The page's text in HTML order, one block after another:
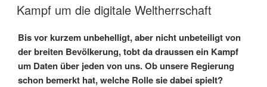
AM
Kampf um die digitale Weltherrschaft
Bis vor kurzem unbehelligt, aber nicht unbeteiligt von
der breiten Bevölkerung, tobt da draussen ein Kampf
um Daten über jeden von uns. Ob unsere Regierung
schon bemerkt hat, welche Rolle sie dabei spielt?